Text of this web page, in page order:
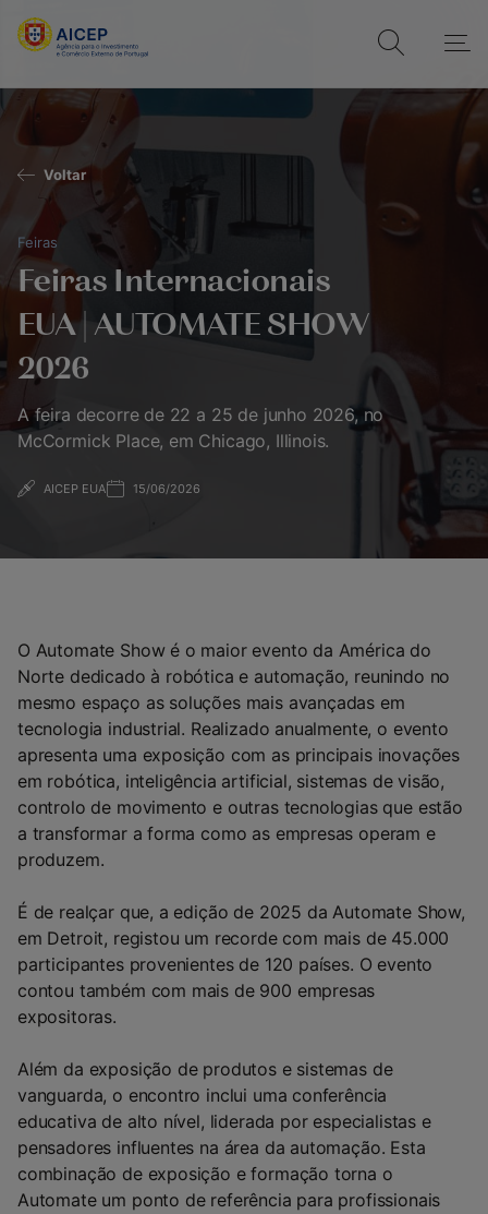
Voltar
Feiras
Feiras Internacionais
EUA | AUTOMATE SHOW
2026
A feira decorre de 22 a 25 de junho 2026, no
McCormick Place, em Chicago, Illinois.
AICEP EUA 15/06/2026
O Automate Show é o maior evento da América do
Norte dedicado à robótica e automação, reunindo no
mesmo espaço as soluções mais avançadas em
tecnologia industrial. Realizado anualmente, o evento
apresenta uma exposição com as principais inovações
em robótica, inteligência artificial, sistemas de visão,
controlo de movimento e outras tecnologias que estão
a transformar a forma como as empresas operam e
produzem.
É de realçar que, a edição de 2025 da Automate Show,
em Detroit, registou um recorde com mais de 45.000
participantes provenientes de 120 países. O evento
contou também com mais de 900 empresas
expositoras.
Além da exposição de produtos e sistemas de
vanguarda, o encontro inclui uma conferência
educativa de alto nível, liderada por especialistas e
pensadores influentes na área da automação. Esta
combinação de exposição e formação torna o
Automate um ponto de referência para profissionais